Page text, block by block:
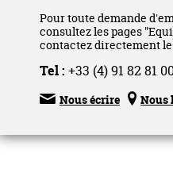
Pour toute demande
consultez les pages
contactez directement
Tel : +33 (4) 91 82 81
 Nous écrire  Nous